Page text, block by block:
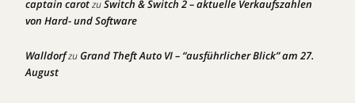
captain carotzuSwitch & Switch 2 – aktuelle Verkaufszahlen
von Hard- und Software
WalldorfzuGrand Theft Auto VI – “ausführlicher Blick” am 27.
August